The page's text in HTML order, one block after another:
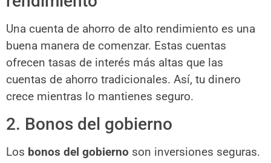
Una cuenta de ahorro de alto rendimiento es una
buena manera de comenzar. Estas cuentas
ofrecen tasas de interés más altas que las
cuentas de ahorro tradicionales. Así, tu dinero
crece mientras lo mantienes seguro.
2. Bonos del gobierno
Los bonos del gobierno son inversiones seguras.